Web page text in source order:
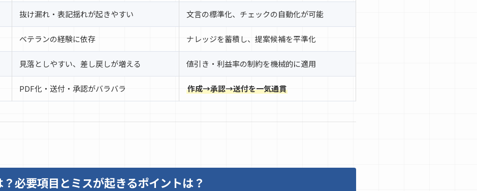
抜け漏れ・表記揺れが起きやすい 文言の標準化、チェックの自動化が可能
ベテランの経験に依存 ナレッジを蓄積し、提案候補を平準化
見落としやすい、差し戻しが増える 値引き・利益率の制約を機械的に適用
PDF化・送付・承認がバラバラ 作成→承認→送付を一気通貫
必要項目とミスが起きるポイントは？